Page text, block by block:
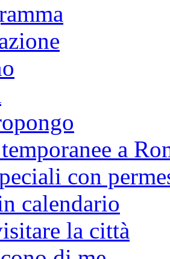
a
con
calendario
la città